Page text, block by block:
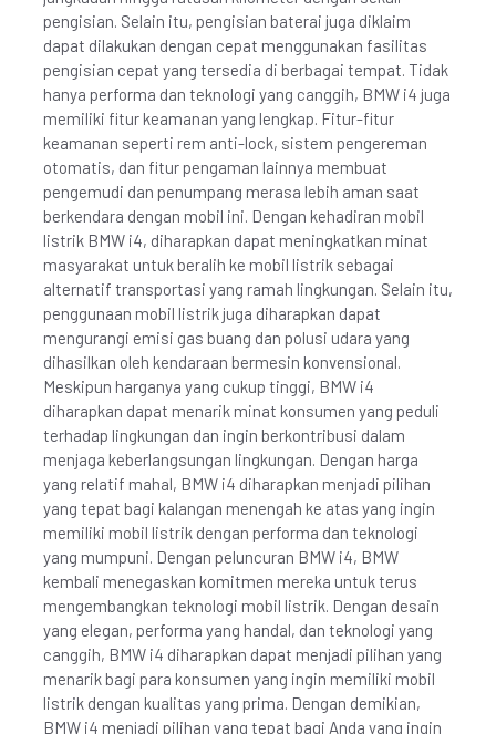
pengisian. Selain itu, pengisian baterai juga diklaim
dapat dilakukan dengan cepat menggunakan fasilitas
pengisian cepat yang tersedia di berbagai tempat. Tidak
hanya performa dan teknologi yang canggih, BMW i4 juga
memiliki fitur keamanan yang lengkap. Fitur-fitur
keamanan seperti rem anti-lock, sistem pengereman
otomatis, dan fitur pengaman lainnya membuat
pengemudi dan penumpang merasa lebih aman saat
berkendara dengan mobil ini. Dengan kehadiran mobil
listrik BMW i4, diharapkan dapat meningkatkan minat
masyarakat untuk beralih ke mobil listrik sebagai
alternatif transportasi yang ramah lingkungan. Selain itu,
penggunaan mobil listrik juga diharapkan dapat
mengurangi emisi gas buang dan polusi udara yang
dihasilkan oleh kendaraan bermesin konvensional.
Meskipun harganya yang cukup tinggi, BMW i4
diharapkan dapat menarik minat konsumen yang peduli
terhadap lingkungan dan ingin berkontribusi dalam
menjaga keberlangsungan lingkungan. Dengan harga
yang relatif mahal, BMW i4 diharapkan menjadi pilihan
yang tepat bagi kalangan menengah ke atas yang ingin
memiliki mobil listrik dengan performa dan teknologi
yang mumpuni. Dengan peluncuran BMW i4, BMW
kembali menegaskan komitmen mereka untuk terus
mengembangkan teknologi mobil listrik. Dengan desain
yang elegan, performa yang handal, dan teknologi yang
canggih, BMW i4 diharapkan dapat menjadi pilihan yang
menarik bagi para konsumen yang ingin memiliki mobil
listrik dengan kualitas yang prima. Dengan demikian,
BMW i4 menjadi pilihan yang tepat bagi Anda yang ingin